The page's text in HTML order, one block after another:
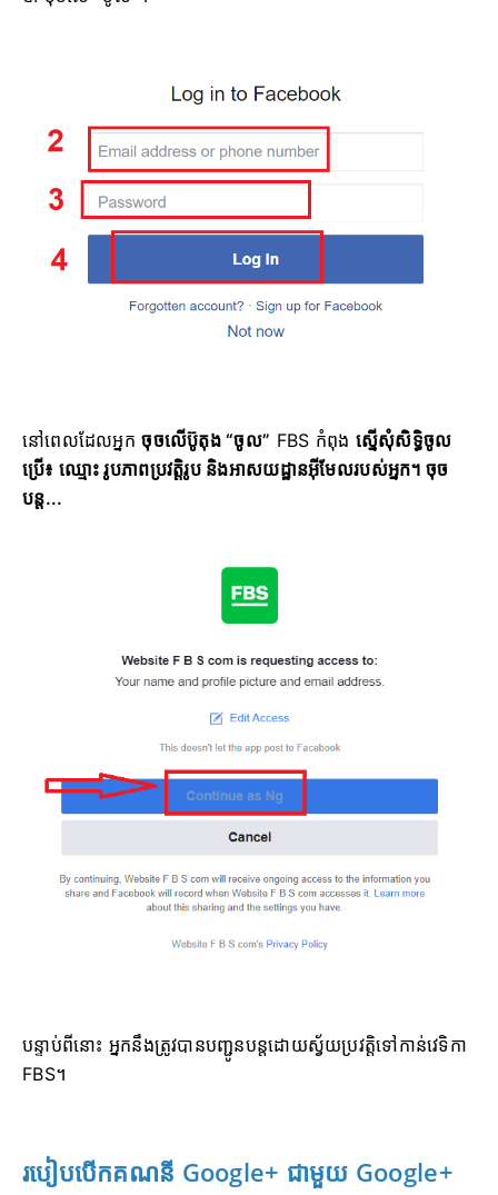
នៅពេលដែលអ្នកចុចលើប៊ូតុង “ចូល” FBS កំពុង ស្នើសុំសិទ្ធិចូល
ប្រើ៖ ឈ្មោះ រូបភាពប្រវត្តិរូប និងអាសយដ្ឋានអ៊ីមែលរបស់អ្នក។ ចុច
បន្ត...
បន្ទាប់ពីនោះ អ្នកនឹងត្រូវបានបញ្ជូនបន្តដោយស្វ័យប្រវត្តិទៅកាន់វេទិកា
FBS។
របៀបបើកគណនី Google+ ជាមួយ Google+